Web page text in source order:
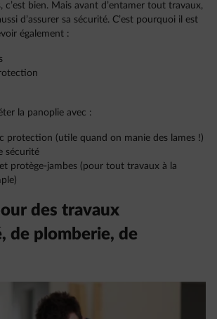
c’est bien. Mais avant d’entamer tout travaux,
d’assurer sa sécurité. C’est pourquoi il est
également :
la panoplie avec :
protection (utile quand on manie des lames !)
sécurité
protège-jambes (pour tout travaux à la
des travaux
de plomberie, de